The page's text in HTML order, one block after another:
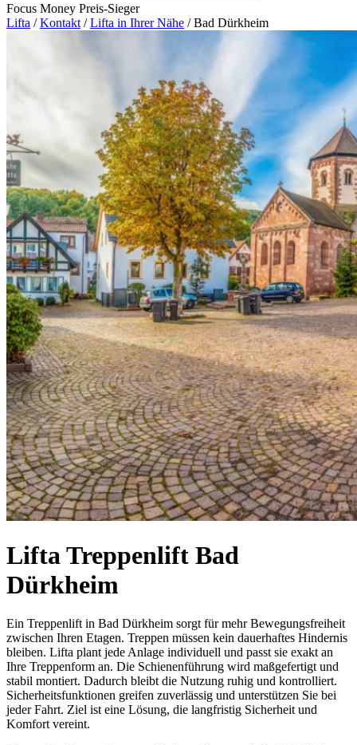
Focus Money Preis-Sieger
Lifta / Kontakt / Lifta in Ihrer Nähe / Bad Dürkheim
Lifta Treppenlift Bad
Dürkheim
Ein Treppenlift in Bad Dürkheim sorgt für mehr Bewegungsfreiheit
zwischen Ihren Etagen. Treppen müssen kein dauerhaftes Hindernis
bleiben. Lifta plant jede Anlage individuell und passt sie exakt an
Ihre Treppenform an. Die Schienenführung wird maßgefertigt und
stabil montiert. Dadurch bleibt die Nutzung ruhig und kontrolliert.
Sicherheitsfunktionen greifen zuverlässig und unterstützen Sie bei
jeder Fahrt. Ziel ist eine Lösung, die langfristig Sicherheit und
Komfort vereint.